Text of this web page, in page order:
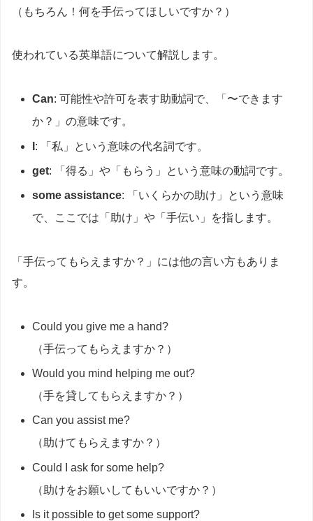
（もちろん！何を手伝ってほしいですか？）
使われている英単語について解説します。
Can: 可能性や許可を表す助動詞で、「〜できます
か？」の意味です。
: 「私」という意味の代名詞です。
get: 「得る」や「もらう」という意味の動詞です。
some assistance: 「いくらかの助け」という意味
で、ここでは「助け」や「手伝い」を指します。
「手伝ってもらえますか？」には他の言い方もありま
す。
Could you give me a hand?
（手伝ってもらえますか？）
Would you mind helping me out?
（手を貸してもらえますか？）
Can you assist me?
（助けてもらえますか？）
Could I ask for some help?
（助けをお願いしてもいいですか？）
Is it possible to get some support?